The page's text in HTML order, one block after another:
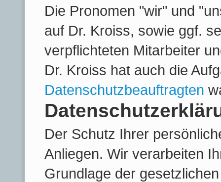
Die Pronomen "wir" und
auf Dr. Kroiss, sowie ggf.
verpflichteten Mitarbeiter
Dr. Kroiss hat auch die
Datenschutzbeauftragten
Der Schutz Ihrer
Anliegen. Wir verarbeiten
Grundlage der